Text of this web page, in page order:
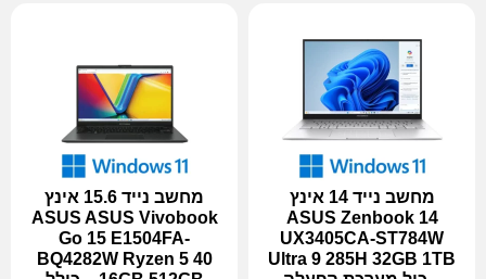
מחשב נייד 14 אינץ
ASUS Zenbook 14
UX3405CA-ST784W
Ultra 9 285H 32GB 1TB
מחשב נייד 15.6 אינץ
ASUS ASUS Vivobook
Go 15 E1504FA-
BQ4282W Ryzen 5 40